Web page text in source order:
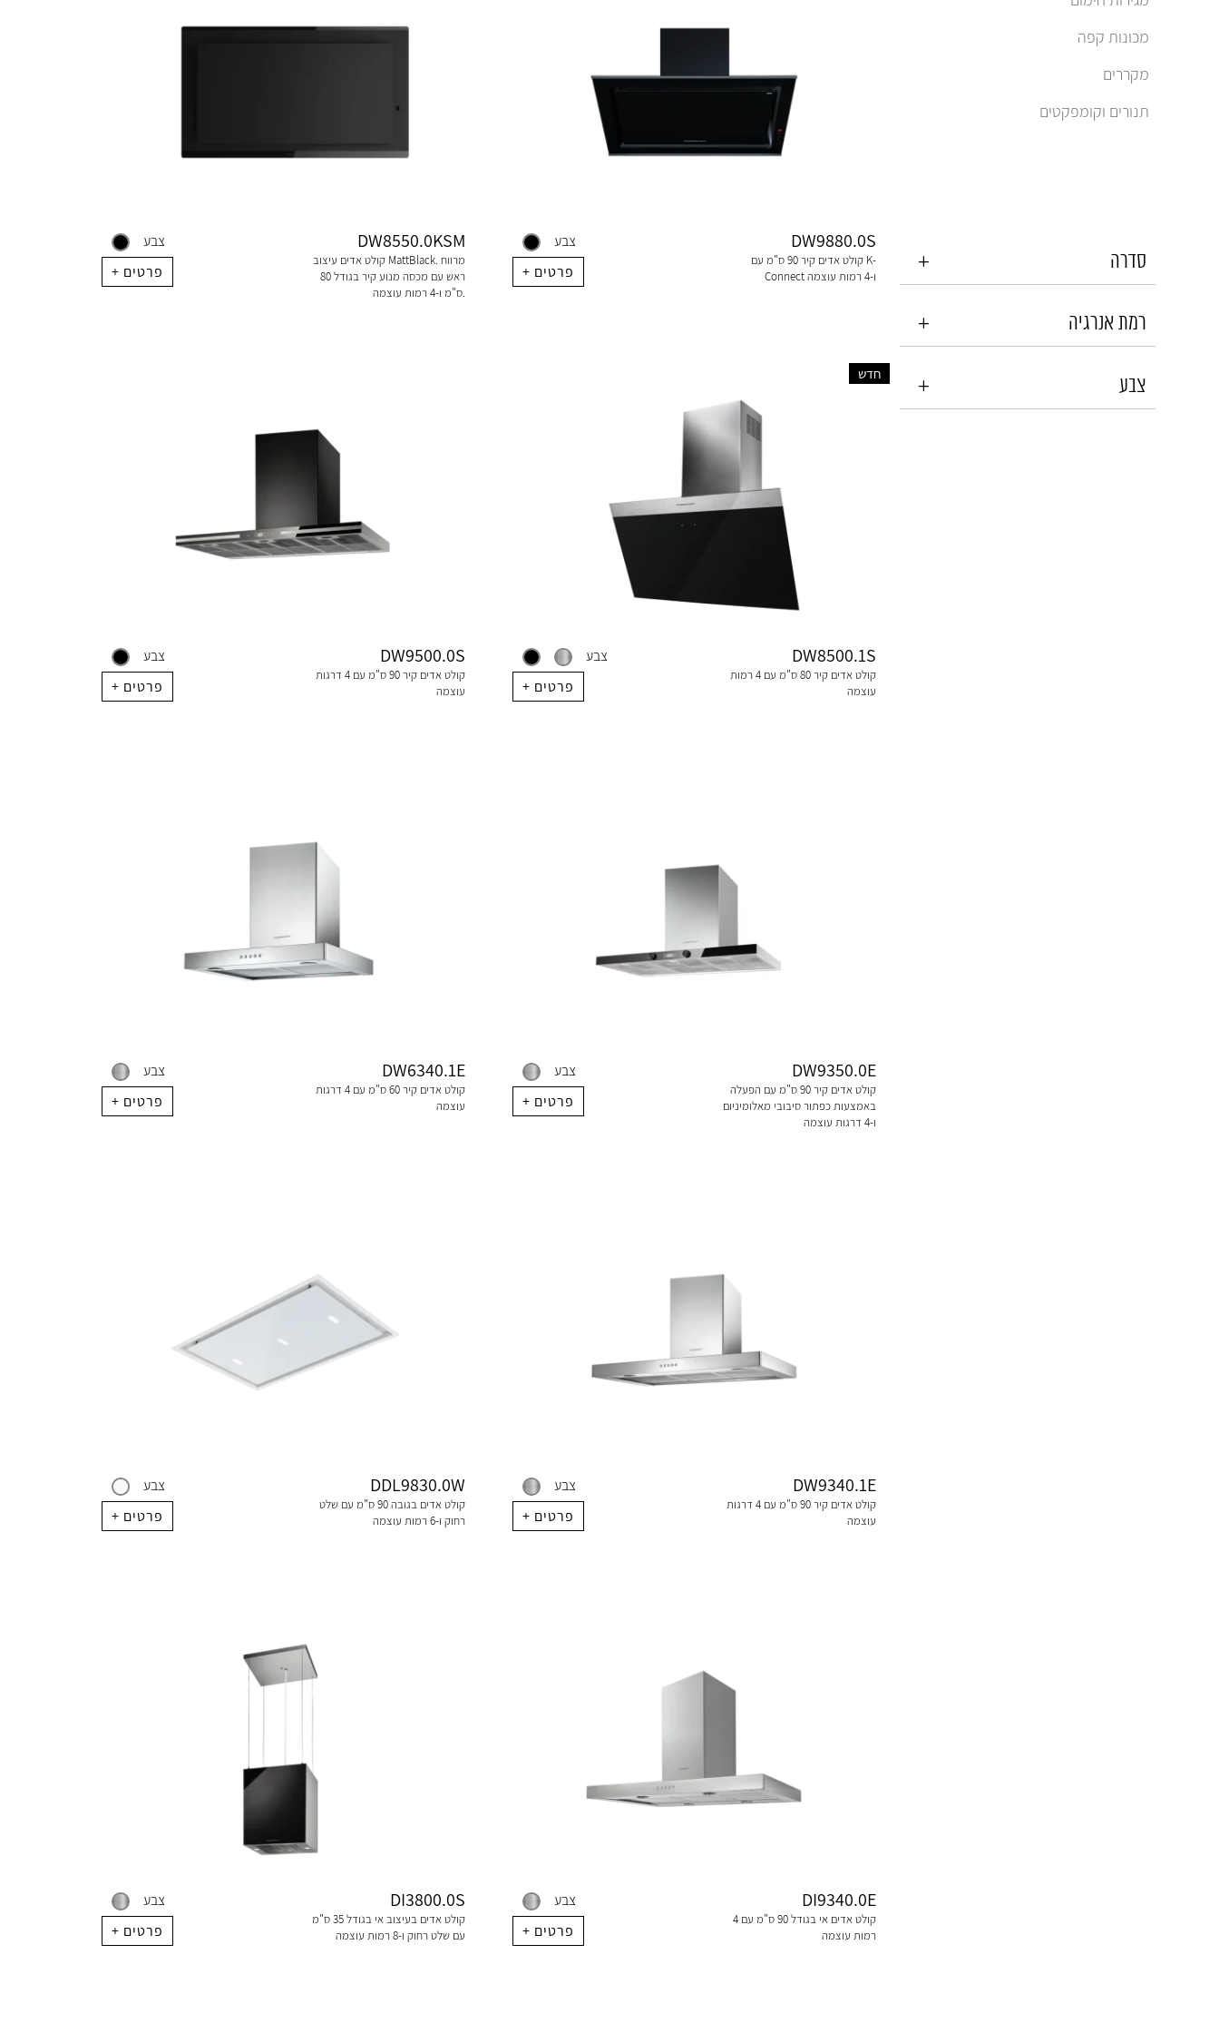
מכונות קפה
מקררים
תנורים וקומפקטים
סדרה
רמת אנרגיה
צבע
DW9880.0S
קולט אדים קיר 90 ס"מ עם K-
Connect ו-4 רמות עוצמה
צבע
+ פרטים
DW8550.0KSM
קולט אדים עיצוב MattBlack. מרווח
ראש עם מכסה מנוע קיר בגודל 80
ס"מ ו-4 רמות עוצמה.
צבע
+ פרטים
חדש
DW8500.1S
קולט אדים קיר 80 ​​ס"מ עם 4 רמות
עוצמה
צבע
+ פרטים
DW9500.0S
קולט אדים קיר 90 ס"מ עם 4 דרגות
עוצמה
צבע
+ פרטים
DW9350.0E
קולט אדים קיר 90 ס"מ עם הפעלה
באמצעות כפתור סיבובי מאלומיניום
ו-4 דרגות עוצמה
צבע
+ פרטים
DW6340.1E
קולט אדים קיר 60 ס"מ עם 4 דרגות
עוצמה
צבע
+ פרטים
DW9340.1E
קולט אדים קיר 90 ס"מ עם 4 דרגות
עוצמה
צבע
+ פרטים
DDL9830.0W
קולט אדים בגובה 90 ס"מ עם שלט
רחוק ו-6 רמות עוצמה
צבע
+ פרטים
DI9340.0E
קולט אדים אי בגודל 90 ס"מ עם 4
רמות עוצמה
צבע
+ פרטים
DI3800.0S
קולט אדים בעיצוב אי בגודל 35 ס"מ
עם שלט רחוק ו-8 רמות עוצמה
צבע
+ פרטים